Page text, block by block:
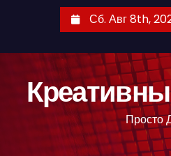
Сб. Авг 8th,
Просто